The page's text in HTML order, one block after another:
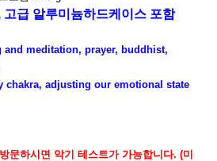
급 알루미늄하드케이스 포함
and meditation, prayer, buddhist,
adjusting our emotional state
문하시면 악기 테스트가 가능합니다. (미